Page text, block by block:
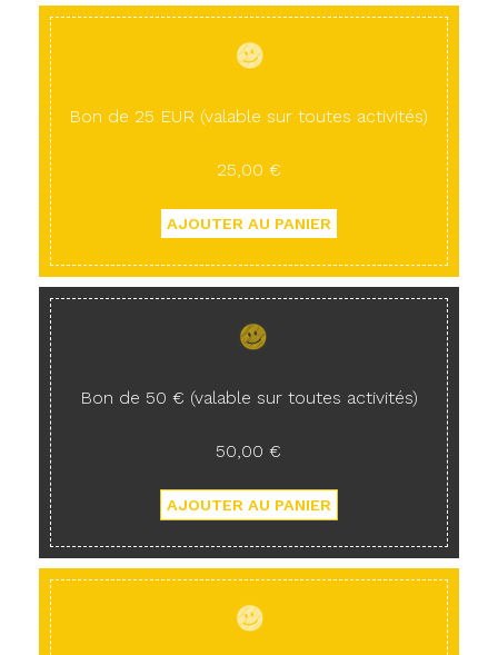
Bon de 25 EUR (valable sur toutes activités)
25,00 €
Bon de 50 € (valable sur toutes activités)
50,00 €